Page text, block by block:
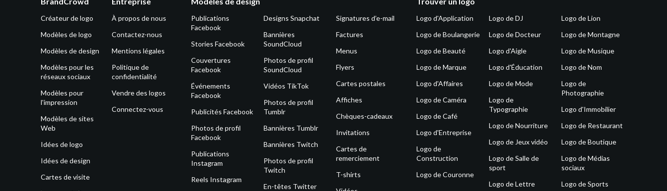
Créateur de logo
Modèles de logo
Modèles de design
Modèles pour les
réseaux sociaux
Modèles pour
l'impression
Modèles de sites
Web
Idées de logo
Idées de design
Cartes de visite
À propos de nous
Contactez-nous
Mentions légales
Politique de
confidentialité
Vendre des logos
Connectez-vous
Publications
Facebook
Stories Facebook
Couvertures
Facebook
Événements
Facebook
Publicités Facebook
Photos de profil
Facebook
Publications
Instagram
Reels Instagram
Designs Snapchat
Bannières
SoundCloud
Photos de profil
SoundCloud
Vidéos TikTok
Photos de profil
Tumblr
Bannières Tumblr
Bannières Twitch
Photos de profil
Twitch
En-têtes Twitter
Signatures d’e-mail
Factures
Menus
Flyers
Cartes postales
Affiches
Chèques-cadeaux
Invitations
Cartes de
remerciement
T-shirts
Logo d'Application
Logo de Boulangerie
Logo de Beauté
Logo de Marque
Logo d'Affaires
Logo de Caméra
Logo de Café
Logo d'Entreprise
Logo de
Construction
Logo de Couronne
Logo de DJ
Logo de Docteur
Logo d'Aigle
Logo d'Éducation
Logo de Mode
Logo de
Typographie
Logo de Nourriture
Logo de Jeux vidéo
Logo de Salle de
sport
Logo de Lettre
Logo de Lion
Logo de Montagne
Logo de Musique
Logo de Nom
Logo de
Photographie
Logo d'Immobilier
Logo de Restaurant
Logo de Boutique
Logo de Médias
sociaux
Logo de Sports